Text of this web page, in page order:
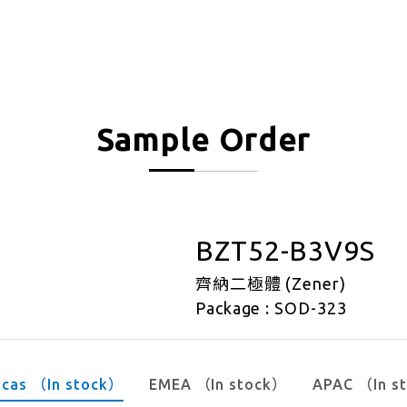
Sample Order
BZT52-B3V9S
齊納二極體 (Zener)
Package : SOD-323
（In stock） EMEA （In stock） APAC （In